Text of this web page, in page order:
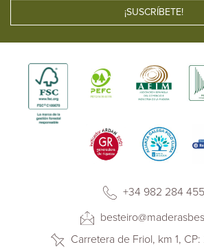
+34 982 284 455
Carretera de Friol, km 1,